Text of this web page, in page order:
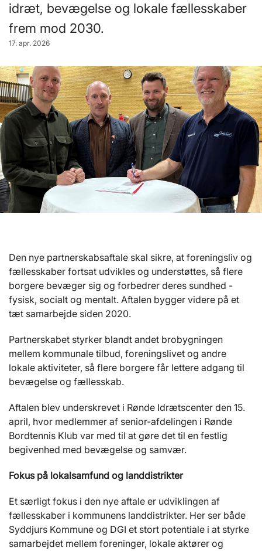
idræt, bevægelse og lokale fællesskaber
frem mod 2030.
17. apr. 2026
Den nye partnerskabsaftale skal sikre, at foreningsliv og
fællesskaber fortsat udvikles og understøttes, så flere
borgere bevæger sig og forbedrer deres sundhed -
fysisk, socialt og mentalt. Aftalen bygger videre på et
tæt samarbejde siden 2020.
Partnerskabet styrker blandt andet brobygningen
mellem kommunale tilbud, foreningslivet og andre
lokale aktiviteter, så flere borgere får lettere adgang til
bevægelse og fællesskab.
Aftalen blev underskrevet i Rønde Idrætscenter den 15.
april, hvor medlemmer af senior-afdelingen i Rønde
Bordtennis Klub var med til at gøre det til en festlig
begivenhed med bevægelse og samvær.
Fokus på lokalsamfund og landdistrikter
Et særligt fokus i den nye aftale er udviklingen af
fællesskaber i kommunens landdistrikter. Her ser både
Syddjurs Kommune og DGI et stort potentiale i at styrke
samarbejdet mellem foreninger, lokale aktører og